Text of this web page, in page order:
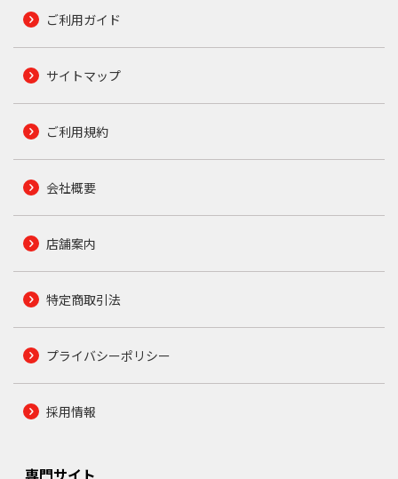
ご利用ガイド
サイトマップ
ご利用規約
会社概要
店舗案内
特定商取引法
プライバシーポリシー
採用情報